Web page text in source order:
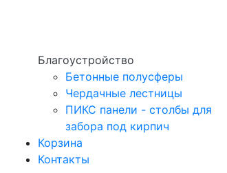
Благоустройство
Бетонные полусферы
Чердачные лестницы
ПИКС панели - столбы для
забора под кирпич
Корзина
Контакты